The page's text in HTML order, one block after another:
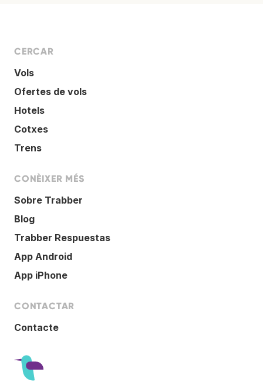
CERCAR
Vols
Ofertes de vols
Hotels
Cotxes
Trens
CONÈIXER MÉS
Sobre Trabber
Blog
Trabber Respuestas
App Android
App iPhone
CONTACTAR
Contacte